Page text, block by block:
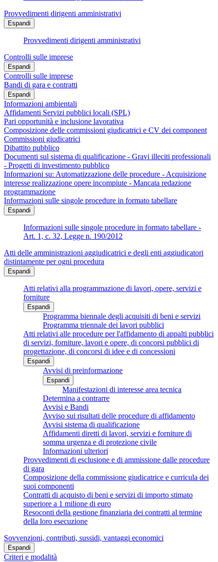
Provvedimenti dirigenti amministrativi
Espandi
Provvedimenti dirigenti amministrativi
Controlli sulle imprese
Espandi
Controlli sulle imprese
Bandi di gara e contratti
Espandi
Informazioni ambientali
Affidamenti Servizi pubblici locali (SPL)
Pari opportunità e inclusione lavorativa
Composizione delle commissioni giudicatrici e CV dei component
Commissioni giudicatrici
Dibattito pubblico
Documenti sul sistema di qualificazione - Gravi illeciti professionali
- Progetti di investimento pubblico
Informazioni su: Automatizzazione delle procedure - Acquisizione
interesse realizzazione opere incompiute - Mancata redazione
programmazione
Informazioni sulle singole procedure in formato tabellare
Espandi
Informazioni sulle singole procedure in formato tabellare -
Art. 1, c. 32, Legge n. 190/2012
Atti delle amministrazioni aggiudicatrici e degli enti aggiudicatori
distintamente per ogni procedura
Espandi
Atti relativi alla programmazione di lavori, opere, servizi e
forniture
Espandi
Programma biennale degli acquisiti di beni e servizi
Programma triennale dei lavori pubblici
Atti relativi alle procedure per l'affidamento di appalti pubblici
di servizi, forniture, lavori e opere, di concorsi pubblici di
progettazione, di concorsi di idee e di concessioni
Espandi
Avvisi di preinformazione
Espandi
Manifestazioni di interesse area tecnica
Determina a contrarre
Avvisi e Bandi
Avviso sui risultati delle procedure di affidamento
Avvisi sistema di qualificazione
Affidamenti diretti di lavori, servizi e forniture di
somma urgenza e di protezione civile
Informazioni ulteriori
Provvedimenti di esclusione e di ammissione dalle procedure
di gara
Composizione della commissione giudicatrice e curricula dei
suoi componenti
Contratti di acquisto di beni e servizi di importo stimato
superiore a 1 milione di euro
Resoconti della gestione finanziaria dei contratti al termine
della loro esecuzione
Sovvenzioni, contributi, sussidi, vantaggi economici
Espandi
Criteri e modalità